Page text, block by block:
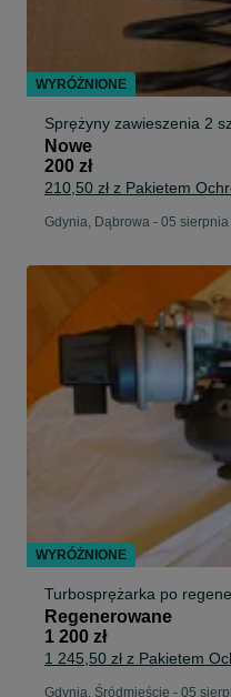
Sprężyny zawieszenia 2
Nowe
200 zł
210,50 zł z Pakietem
Gdynia, Dąbrowa - 05 sierpnia
Turbosprężarka po
Regenerowane
1 200 zł
1 245,50 zł z Pakietem
Gdynia, Śródmieście - 05
WYRÓŻNIONE
WYRÓŻNIONE